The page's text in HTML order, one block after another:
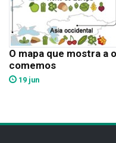
O mapa que mostra a
comemos
19 jun